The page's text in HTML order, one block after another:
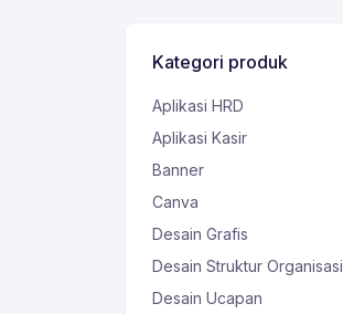
Kategori produk
Aplikasi HRD
Aplikasi Kasir
Banner
Canva
Desain Grafis
Desain Struktur Organisasi
Desain Ucapan